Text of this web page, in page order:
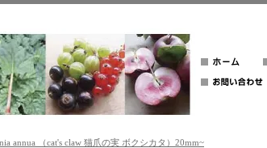
annua （cat's claw 猫爪の実 ボクシカタ）20mm~